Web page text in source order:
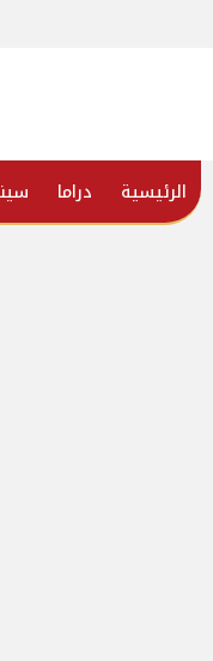
الرئيسية دراما